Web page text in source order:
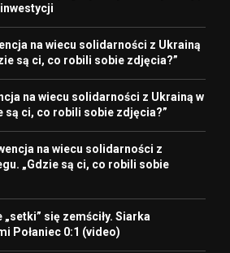
na wiecu solidarności z Ukrainą
są ci, co robili sobie zdjęcia?”
na wiecu solidarności z Ukrainą w
są ci, co robili sobie zdjęcia?”
na wiecu solidarności z
„Gdzie są ci, co robili sobie
się zemściły. Siarka
Połaniec 0:1 (video)